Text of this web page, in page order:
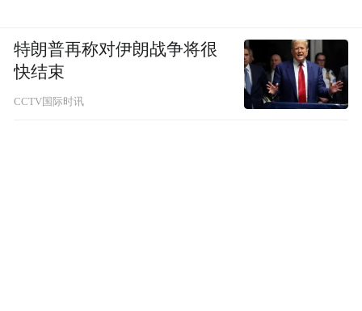
特朗普再称对伊朗战争将很
快结束
CCTV国际时讯